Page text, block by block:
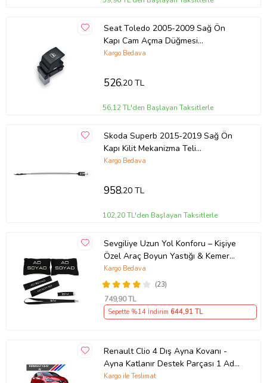
Seat Toledo 2005-2009 Sağ Ön
Kapı Cam Açma Düğmesi
7L6959855B
Kargo Bedava
526,20 TL
56,12 TL'den Başlayan Taksitlerle
Skoda Superb 2015-2019 Sağ Ön
Kapı Kilit Mekanizma Teli
5N0837017E
Kargo Bedava
958,20 TL
102,20 TL'den Başlayan Taksitlerle
Sevgiliye Uzun Yol Konforu – Kişiye
Özel Araç Boyun Yastığı & Kemer
Pedi Hediye Seti
(23)
Kargo Bedava
749,90 TL
Sepette %14 İndirim 644,91 TL
Renault Clio 4 Dış Ayna Kovanı -
Ayna Katlanır Destek Parçası 1 Adet
490307706 M3625
Kargo ile Teslimat